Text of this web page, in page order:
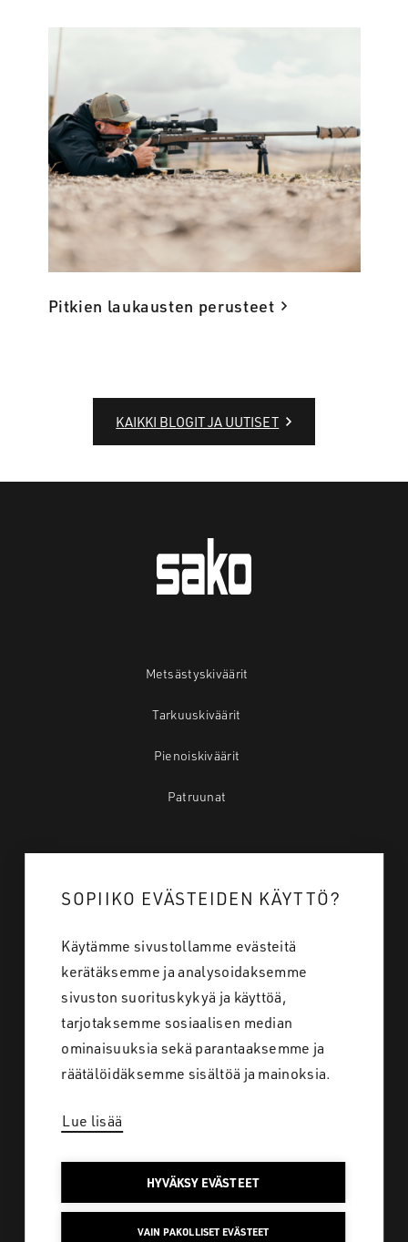
Pitkien laukausten perusteet
KAIKKI BLOGIT JA UUTISET
Metsästyskiväärit
Tarkuuskiväärit
Pienoiskiväärit
Patruunat
Tietoa meistä
Töihin meille
Yhteystiedot
Tietosuoja
SAKO SUOMI
Löydä koko laaja
SOPIIKO EVÄSTEIDEN KÄYTTÖ?
Käytämme sivustollamme evästeitä
kerätäksemme ja analysoidaksemme
sivuston suorituskykyä ja käyttöä,
tarjotaksemme sosiaalisen median
ominaisuuksia sekä parantaaksemme ja
räätälöidäksemme sisältöä ja mainoksia.
Lue lisää
HYVÄKSY EVÄSTEET
VAIN PAKOLLISET EVÄSTEET